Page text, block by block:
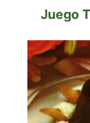
Juego